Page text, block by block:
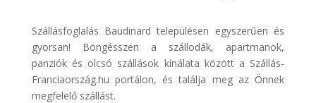
Discover
Cars
Transzfer
Szállásfoglalás Baudinard településen egyszerűen és
gyorsan! Böngésszen a szállodák, apartmanok,
panziók és olcsó szállások kínálata között a Szállás-
Franciaország.hu portálon, és találja meg az Önnek
megfelelő szállást.